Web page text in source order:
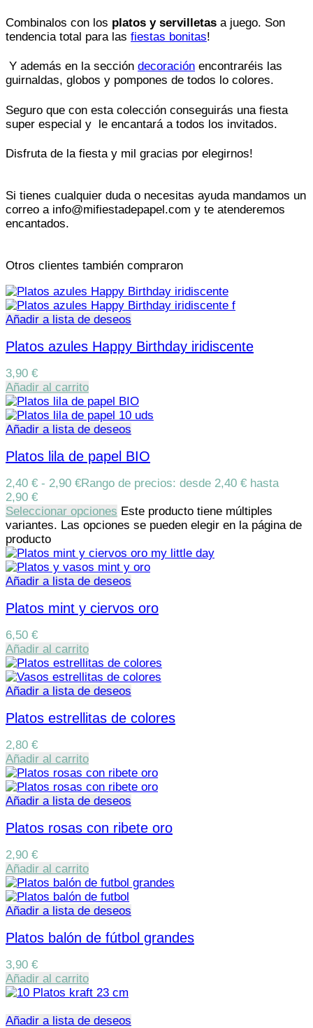
Combinalos con los platos y servilletas a juego. Son
tendencia total para las fiestas bonitas!
Y además en la sección decoración encontraréis las
guirnaldas, globos y pompones de todos lo colores.
Seguro que con esta colección conseguirás una fiesta
super especial y le encantará a todos los invitados.
Disfruta de la fiesta y mil gracias por elegirnos!
Si tienes cualquier duda o necesitas ayuda mandamos un
correo a info@mifiestadepapel.com y te atenderemos
encantados.
Otros clientes también compraron
Añadir a lista de deseos
Platos azules Happy Birthday iridiscente
3,90 €
Añadir al carrito
Añadir a lista de deseos
Platos lila de papel BIO
2,40 € - 2,90 €Rango de precios: desde 2,40 € hasta
2,90 €
Seleccionar opciones Este producto tiene múltiples
variantes. Las opciones se pueden elegir en la página de
producto
Añadir a lista de deseos
Platos mint y ciervos oro
6,50 €
Añadir al carrito
Añadir a lista de deseos
Platos estrellitas de colores
2,80 €
Añadir al carrito
Añadir a lista de deseos
Platos rosas con ribete oro
2,90 €
Añadir al carrito
Añadir a lista de deseos
Platos balón de fútbol grandes
3,90 €
Añadir al carrito
Añadir a lista de deseos